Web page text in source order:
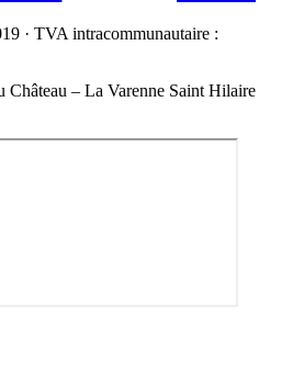
· TVA intracommunautaire :
Château – La Varenne Saint Hilaire